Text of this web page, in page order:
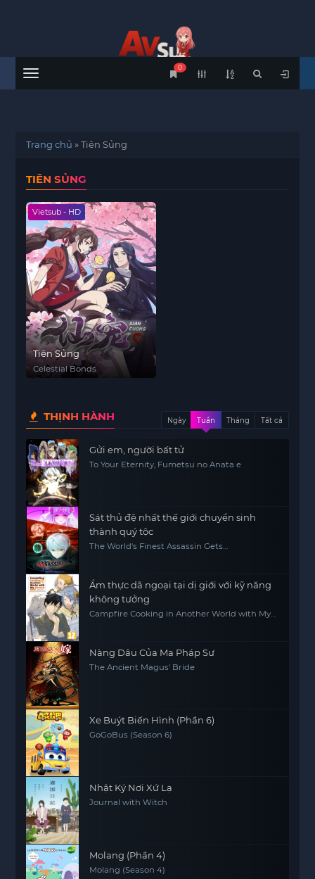
Menu
0
Trang chủ »Tiên Sủng
TIÊN SỦNG
Vietsub - HD
Tiên Sủng
Celestial Bonds
THỊNH HÀNH Ngày Tuần Tháng Tất cả
Gửi em, người bất tử
To Your Eternity, Fumetsu no Anata e
Sát thủ đệ nhất thế giới chuyển sinh
thành quý tộc
The World's Finest Assassin Gets
Ẩm thực dã ngoại tại dị giới với kỹ năng
không tưởng
Campfire Cooking in Another World with My
Nàng Dâu Của Ma Pháp Sư
The Ancient Magus' Bride
Xe Buýt Biến Hình (Phần 6)
GoGoBus (Season 6)
Nhật Ký Nơi Xứ Lạ
Journal with Witch
Molang (Phần 4)
Molang (Season 4)